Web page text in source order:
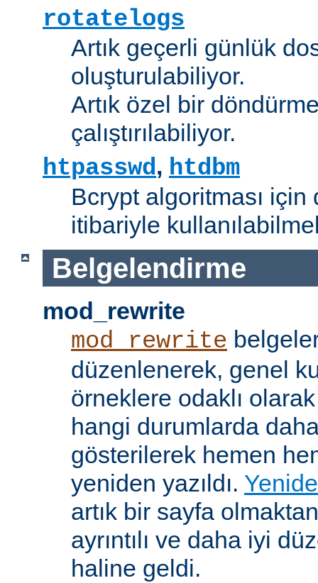
rotatelogs
Artık geçerli günlük
oluşturulabiliyor.
Artık özel bir
çalıştırılabiliyor.
htpasswd, htdbm
Bcrypt algoritması için
itibariyle
Belgelendirme
mod_rewrite
mod_rewrite
düzenlenerek, genel
örneklere odaklı
hangi durumlarda
gösterilerek hemen
yeniden yazıldı.
artık bir sayfa
ayrıntılı ve daha iyi
haline geldi.